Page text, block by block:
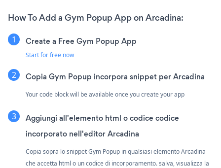
How To Add a Gym Popup App on Arcadina:
Create a Free Gym Popup App
Start for free now
Copia Gym Popup incorpora snippet per Arcadina
Your code block will be available once you create your app
Aggiungi all'elemento html o codice codice
incorporato nell'editor Arcadina
Copia sopra lo snippet Gym Popup in qualsiasi elemento Arcadina
che accetta html o un codice di incorporamento. salva, visualizza la